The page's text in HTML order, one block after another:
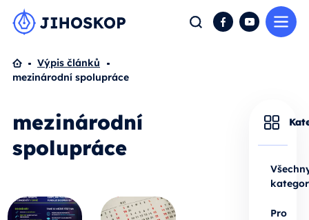
Hledat FacebookYouTube
Domů
Výpis článků
mezinárodní spolupráce
mezinárodní
spolupráce
Pro